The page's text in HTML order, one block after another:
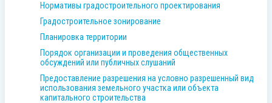
Нормативы градостроительного проектирования
Градостроительное зонирование
Планировка территории
Порядок организации и проведения общественных
обсуждений или публичных слушаний
Предоставление разрешения на условно разрешенный вид
использования земельного участка или объекта
капитального строительства